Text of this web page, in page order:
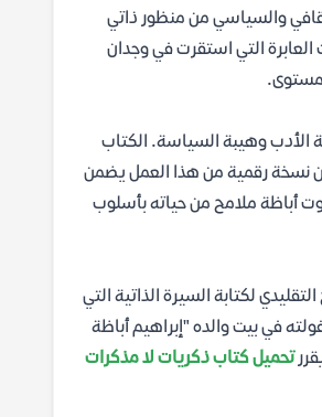
والسياسي من منظور ذاتي
التي استقرت في وجدان
الأدب وهيبة السياسة. الكتاب
عن نسخة رقمية من هذا العمل يضمن
أباظة ملامح من حياته بأسلوب
لكتابة السيرة الذاتية التي
في بيت والده "إبراهيم أباظة
تحميل كتاب ذكريات لا مذكرات